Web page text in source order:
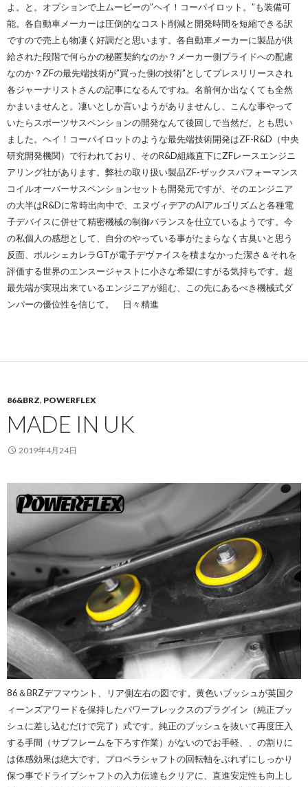
よ。と。オプションで上ムービーの”ヘイ！コーパイロット。”も装備可
能。各自動車メーカーは圧倒的なコスト削減と開発時間を短縮できる訳
ですので売上も物凄く好調だと思います。各自動車メーカーに製品が供
給された段階で何らかの秘匿契約なのか？メーカー側プライドへの配慮
なのか？ZFの最先端技術が”買った側の技術”としてプレスリリースされ
各ジャーナリストさんの記事になるんですね。名前何か出なくても全然
かまいませんと。凄いとしか言いようがありませんし、こんな事やって
いたらスポーツサスペンションの開発なんて後回しで当然だ。とも思い
ました。ヘイ！コーパイロットのような最先端技術開発はZF-R&D（中央
研究開発機関）で行われており、そのR&D組織直下にZFレースエンジニ
アリング社があります。弊社の取り扱い製品ZF-ザックスパフォーマンス
コイルオーバーサスペンションセットも開発元ですが、そのエンジニア
の大半はR&Dに常時出向中で、エヌヴィデアのAIアルゴリズムと各種電
子デバイスに併せて精密機械の制御バランスを仕立ているようです。今
の私個人の感想として、自分のやっている事がたまらなく古臭いと思う
反面、ポルシェカレラGTが電子デヴァイスを積まなかった潔さ＆それを
評価する世界のエンスージャストに小さな希望にすがる気持ちです。超
最先端が実現出来ているエンジニアが組む、この先にあるべき機械式ダ
ンパーの優位性を信じて。 日々精進
86&BRZ, POWERFLEX
MADE IN UK
2019年4月24日
86＆BRZデフマウント、リア側左右の図です。黄色いブッシュが英国ク
ィーンズアワードを保持したパワーフレックスのプラグイン（純正ブッ
シュに差し込むだけで完了）式です。純正のブッシュを抜いて再度圧入
する手間（サブフレームを下ろす作業）がないのでお手軽、、の割りに
は体感効果は絶大です。プロペラシャフトの回転軸をぶれずにしっかり
保つ事でドライブシャフトの入力伝達もクリアに、直進安定性も向上し